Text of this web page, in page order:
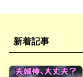
新着記事